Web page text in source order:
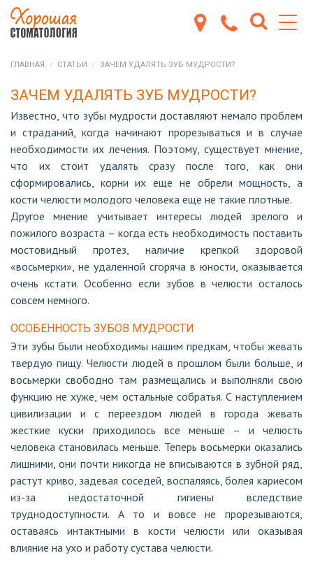
ГЛАВНАЯ СТАТЬИ ЗАЧЕМ УДАЛЯТЬ ЗУБ МУДРОСТИ?
ЗАЧЕМ УДАЛЯТЬ ЗУБ МУДРОСТИ?
Известно, что зубы мудрости доставляют немало проблем
и страданий, когда начинают прорезываться и в случае
необходимости их лечения. Поэтому, существует мнение,
что их стоит удалять сразу после того, как они
сформировались, корни их еще не обрели мощность, а
кости челюсти молодого человека еще не такие плотные.
Другое мнение учитывает интересы людей зрелого и
пожилого возраста – когда есть необходимость поставить
мостовидный протез, наличие крепкой здоровой
«восьмерки», не удаленной сгоряча в юности, оказывается
очень кстати. Особенно если зубов в челюсти осталось
совсем немного.
ОСОБЕННОСТЬ ЗУБОВ МУДРОСТИ
Эти зубы были необходимы нашим предкам, чтобы жевать
твердую пищу. Челюсти людей в прошлом были больше, и
восьмерки свободно там размещались и выполняли свою
функцию не хуже, чем остальные собратья. С наступлением
цивилизации и с переездом людей в города жевать
жесткие куски приходилось все меньше – и челюсть
человека становилась меньше. Теперь восьмерки оказались
лишними, они почти никогда не вписываются в зубной ряд,
растут криво, задевая соседей, воспаляясь, болея кариесом
из-за недостаточной гигиены вследствие
труднодоступности. А то и вовсе не прорезываются,
оставаясь интактными в кости челюсти или оказывая
влияние на ухо и работу сустава челюсти.